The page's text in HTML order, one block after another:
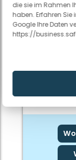
die sie im Rahmen
haben. Erfahren
Google Ihre Daten
https:// Estivo